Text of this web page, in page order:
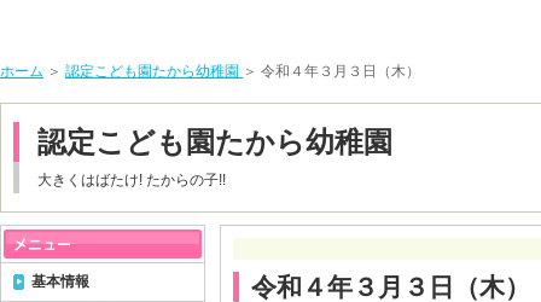
ホーム ＞ 認定こども園たから幼稚園 ＞ 令和４年３月３日（木）
認定こども園たから幼稚園
大きくはばたけ! たからの子!!
令和４年３月３日（木）
基本情報